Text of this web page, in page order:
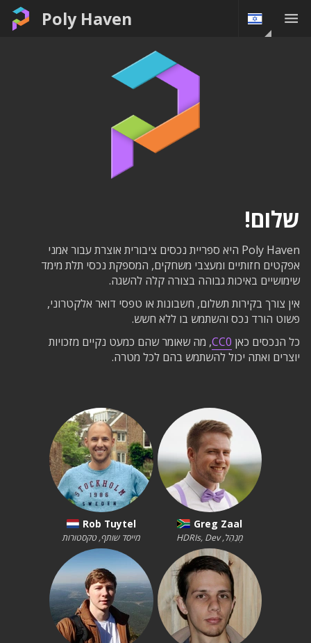
Poly Haven
שלום!
Poly Haven היא ספריית נכסים ציבורית אוצרת עבור אמני
אפקטים חזותיים ומעצבי משחקים, המספקת נכסי תלת מימד
שימושיים באיכות גבוהה בצורה קלה להשגה.
אין צורך בקירות תשלום, חשבונות או טפסי דואר אלקטרוני,
פשוט הורד נכס והשתמש בו ללא חשש.
כל הנכסים כאן CC0, מה שאומר שהם כמעט נקיים מזכויות
יוצרים ואתה יכול להשתמש בהם לכל מטרה.
Greg Zaal
מְנַהֵל, HDRIs, Dev
Rob Tuytel
מייסד שותף, טקסטורות